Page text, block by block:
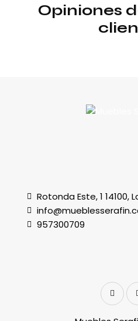
Opiniones
Rotonda Este, 1
957300709